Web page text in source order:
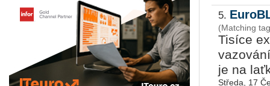
5.
(Matching
Ti­sí­ce
je na
Středa, 17